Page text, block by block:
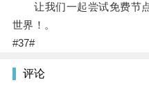
让我们一起尝试免费节点
世界！。
#37#
评论